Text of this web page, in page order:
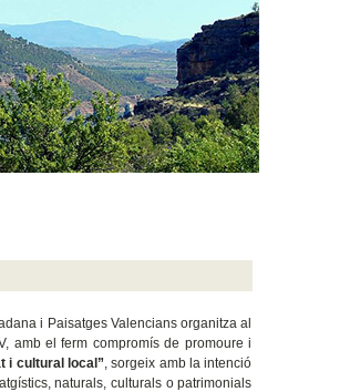
i Paisatges Valencians organitza al
amb el ferm compromís de promoure i
i cultural local” , sorgeix amb la intenció
naturals, culturals o patrimonials